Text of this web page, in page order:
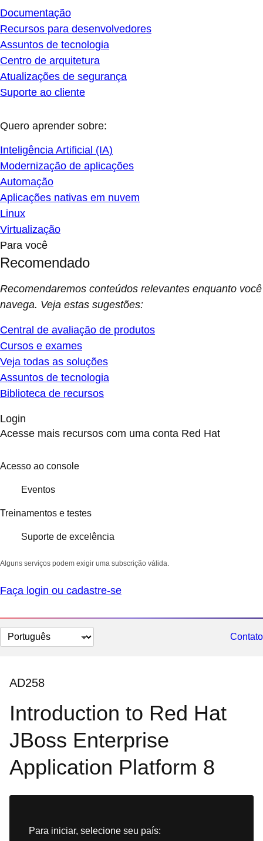
Documentação
Recursos para desenvolvedores
Assuntos de tecnologia
Centro de arquitetura
Atualizações de segurança
Suporte ao cliente
Quero aprender sobre:
Inteligência Artificial (IA)
Modernização de aplicações
Automação
Aplicações nativas em nuvem
Linux
Virtualização
Para você
Recomendado
Recomendaremos conteúdos relevantes enquanto você
navega. Veja estas sugestões:
Central de avaliação de produtos
Cursos e exames
Veja todas as soluções
Assuntos de tecnologia
Biblioteca de recursos
Login
Acesse mais recursos com uma conta Red Hat
Acesso ao console
Eventos
Treinamentos e testes
Suporte de excelência
Alguns serviços podem exigir uma subscrição válida.
Faça login ou cadastre-se
Selecionar
idioma
Contato
AD258
Introduction to Red Hat
JBoss Enterprise
Application Platform 8
Para iniciar, selecione seu país: